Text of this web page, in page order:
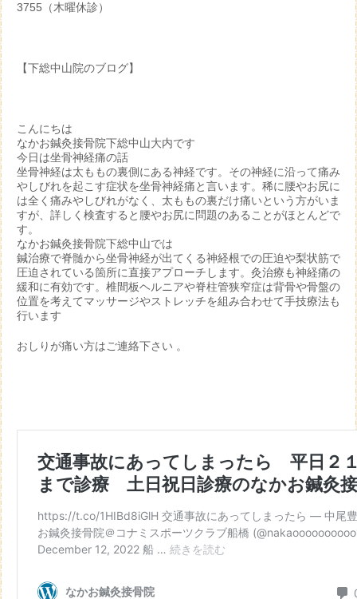
3755（木曜休診）
【下総中山院のブログ】
こんにちは
なかお鍼灸接骨院下総中山大内です
今日は坐骨神経痛の話
坐骨神経は太ももの裏側にある神経です。その神経に沿って痛み
やしびれを起こす症状を坐骨神経痛と言います。稀に腰やお尻に
は全く痛みやしびれがなく、太ももの裏だけ痛いという方がいま
すが、詳しく検査すると腰やお尻に問題のあることがほとんどで
す。
なかお鍼灸接骨院下総中山では
鍼治療で脊髄から坐骨神経が出てくる神経根での圧迫や梨状筋で
圧迫されている箇所に直接アプローチします。灸治療も神経痛の
緩和に有効です。椎間板ヘルニアや脊柱管狭窄症は背骨や骨盤の
位置を考えてマッサージやストレッチを組み合わせて手技療法も
行います
おしりが痛い方はご連絡下さい 。